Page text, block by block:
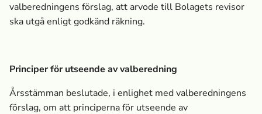
valberedningens förslag, att arvode till Bolagets revisor
ska utgå enligt godkänd räkning.
Principer för utseende av valberedning
Årsstämman beslutade, i enlighet med valberedningens
förslag, om att principerna för utseende av